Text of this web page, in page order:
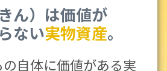
ん）は価値が
ない実物資産。
自体に価値がある実